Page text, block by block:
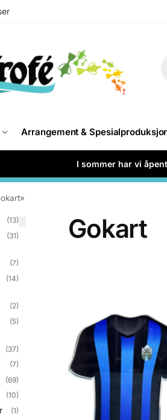
Arrangement &
I sommer har vi
Gokart
(13)
(31)
(7)
(14)
(2)
(5)
(37)
(7)
(69)
(10)
(1)